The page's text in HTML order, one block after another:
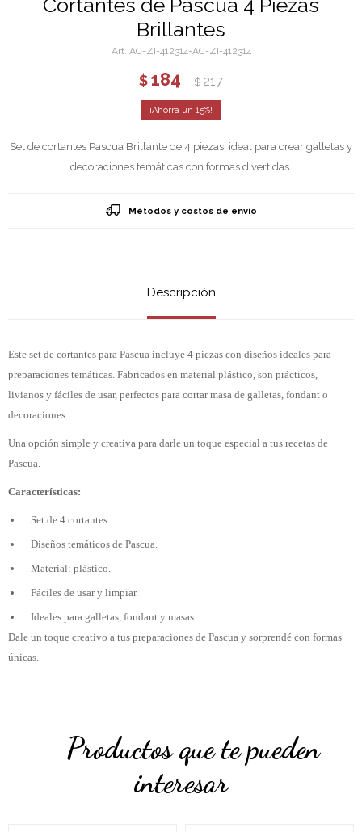
Cortantes de Pascua 4 Piezas
Brillantes
AC-ZI-412314-AC-ZI-412314
$184 $ 217
15
Set de cortantes Pascua Brillante de 4 piezas, ideal para crear galletas y
decoraciones temáticas con formas divertidas.
Métodos y costos de envío
Descripción
Este set de cortantes para Pascua incluye 4 piezas con diseños ideales para
preparaciones temáticas. Fabricados en material plástico, son prácticos,
livianos y fáciles de usar, perfectos para cortar masa de galletas, fondant o
decoraciones.
Una opción simple y creativa para darle un toque especial a tus recetas de
Pascua.
Características:
Set de 4 cortantes.
Diseños temáticos de Pascua.
Material: plástico.
Fáciles de usar y limpiar.
Ideales para galletas, fondant y masas.
Dale un toque creativo a tus preparaciones de Pascua y sorprendé con formas
únicas.
Productos que te pueden
interesar